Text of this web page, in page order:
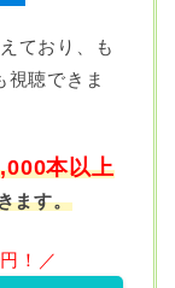
ており、も
視聴できま
本以上
ます。
！／